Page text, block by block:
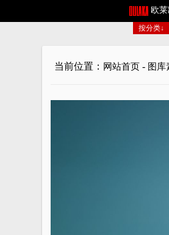
欧
按分类↓
当前位置： 网站首页- 图库